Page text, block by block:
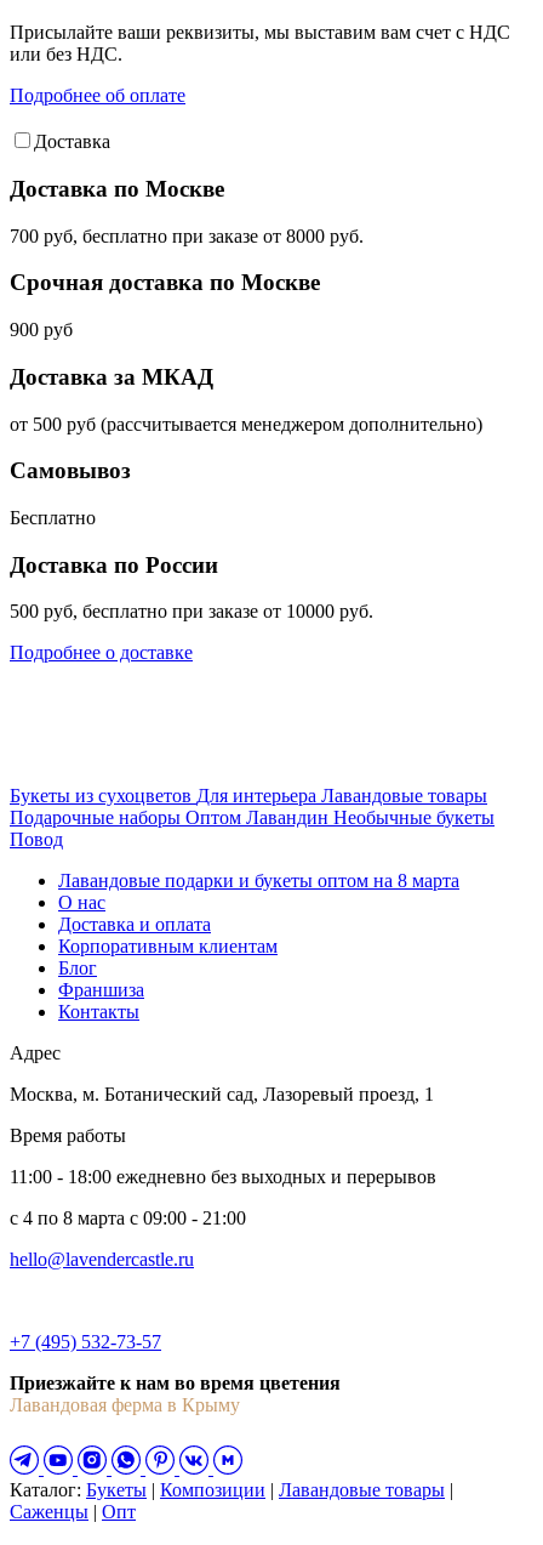
Присылайте ваши реквизиты, мы выставим вам счет с НДС
или без НДС.
Подробнее об оплате
Доставка
Доставка по Москве
700 руб, бесплатно при заказе от 8000 руб.
Срочная доставка по Москве
900 руб
Доставка за МКАД
от 500 руб (рассчитывается менеджером дополнительно)
Самовывоз
Бесплатно
Доставка по России
500 руб, бесплатно при заказе от 10000 руб.
Подробнее о доставке
Букеты из сухоцветов Для интерьера Лавандовые товары
Подарочные наборы Оптом Лавандин Необычные букеты
Повод
Лавандовые подарки и букеты оптом на 8 марта
О нас
Доставка и оплата
Корпоративным клиентам
Блог
Франшиза
Контакты
Адрес
Москва, м. Ботанический сад, Лазоревый проезд, 1
Время работы
11:00 - 18:00 ежедневно без выходных и перерывов
c 4 по 8 марта с 09:00 - 21:00
hello@lavendercastle.ru
+7 (495) 532-73-57
Приезжайте к нам во время цветения
Лавандовая ферма в Крыму
Каталог: Букеты | Композиции | Лавандовые товары |
Саженцы | Опт